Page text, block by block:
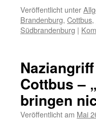
Veröffentlicht unter
Brandenburg, Cottbus,
Südbrandenburg |
Cottbus –
bringen
Veröffentlicht am Mai